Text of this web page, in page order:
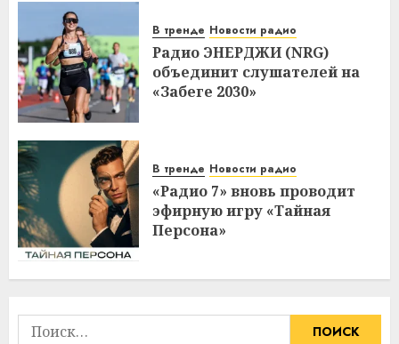
В тренде Новости радио
Радио ЭНЕРДЖИ (NRG)
объединит слушателей на
«Забеге 2030»
В тренде Новости радио
«Радио 7» вновь проводит
эфирную игру «Тайная
Персона»
Найти: